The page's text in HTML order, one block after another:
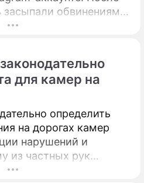
обвинениями
для камер на
определить
на дорогах камер
нарушений и
из частных рук
озвучил